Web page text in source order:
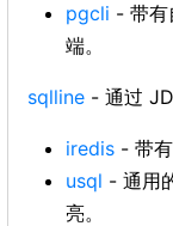
pgcli - 带有
端。
sqlline - 通过
iredis - 带
usql - 通用
亮。